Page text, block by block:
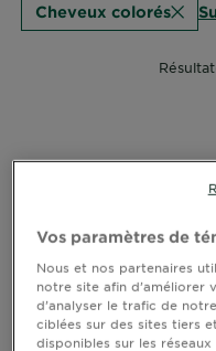
Cheveux colorés
Vos paramètres de
Nous et nos partenaires
notre site afin d’améliorer
d’analyser le trafic de
ciblées sur des sites tiers
disponibles sur les